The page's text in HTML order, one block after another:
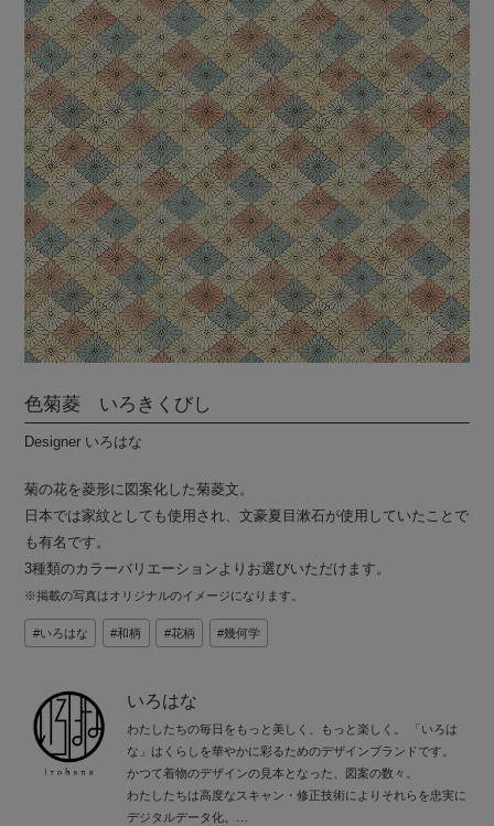
色菊菱 いろきくびし
Designer いろはな
菊の花を菱形に図案化した菊菱文。
日本では家紋としても使用され、文豪夏目漱石が使用していたことで
も有名です。
3種類のカラーバリエーションよりお選びいただけます。
※掲載の写真はオリジナルのイメージになります。
いろはな 和柄 花柄 幾何学
いろはな
わたしたちの毎日をもっと美しく、もっと楽しく。 「いろは
な」はくらしを華やかに彩るためのデザインブランドです。
かつて着物のデザインの見本となった、図案の数々。
わたしたちは高度なスキャン・修正技術によりそれらを忠実に
デジタルデータ化。